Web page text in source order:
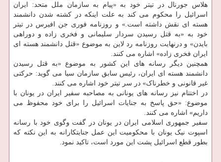
هلاس جورنال در تیتر خود به «پیام به سازمان ملل متحد: ایران
اسرائیل را محکوم می کند به علت اینکه در کشته شدن دانشمند
هسته ای نقش داشته است.» و روزنامه فوری جن افیرس در تیتر
خود به «به قتل رسیدن سردار سلیمانی و فخری زاده و دوراهی
بایدن» و درنهایت روزنامه رد لاین به موضوع «قتل دانشمند هسته ای
ایران فخری زاده» اشاره می کنند.
همچنین دیگر رسانه های این کشور به موضوع «به قتل رسیدن
دانشمند هسته ای ایران، رئیس سابق سازمان سیا می گوید: حرکتی
غیر قانونی و خطرناک» در سر تیتر خود اشاره می کنند.
در اختتام نیز رسانه های یونانی به مصاحبه سفیر ایران در یونان با
موضوع: «حق پاسخ به جنایات اسرائیل را برای خود محفوظ می
داریم» اشاره می کنند.
سفیر جمهوری اسلامی ایران در یونان در گفت وگوی خود با رسانه
اسپوت نیک یونان با محکومیت این عمل جنایتکارانه به این نکته که
بطور قطع اسرائیل پشت این مورد است، تاکید نمود.